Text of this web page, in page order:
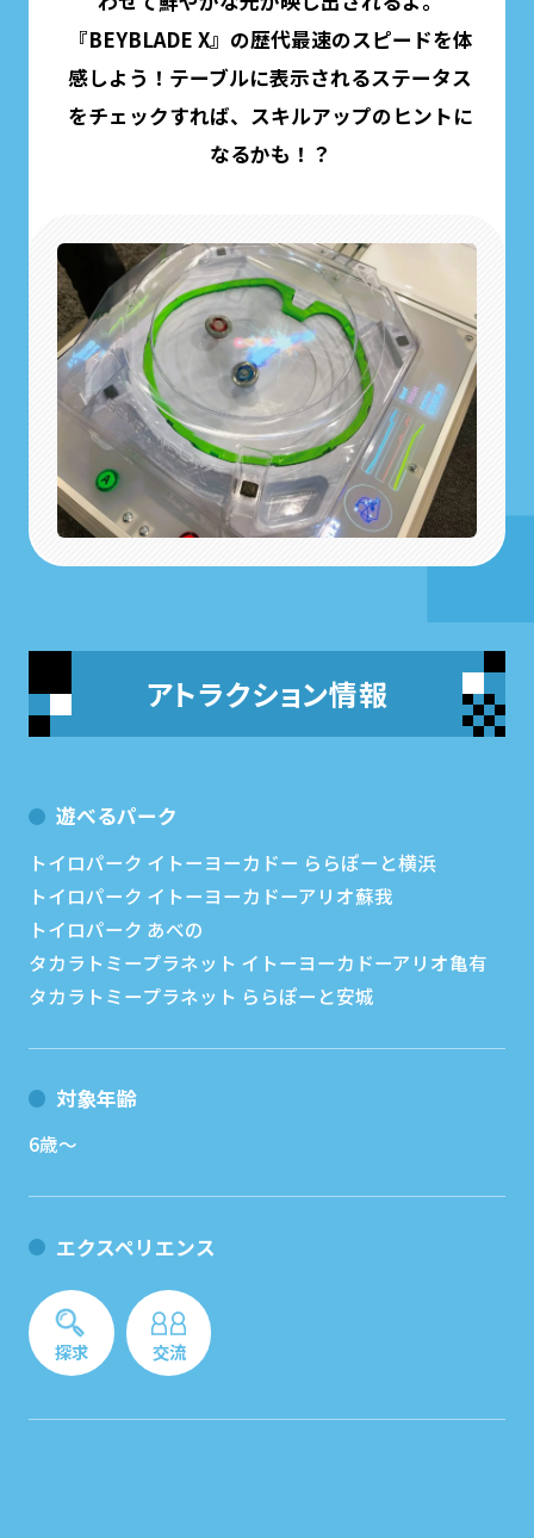
『BEYBLADE X』の歴代最速のスピードを体
感しよう！テーブルに表示されるステータス
をチェックすれば、スキルアップのヒントに
なるかも！？
アトラクション情報
遊べるパーク
トイロパーク イトーヨーカドー ららぽーと横浜
トイロパーク イトーヨーカドーアリオ蘇我
トイロパーク あべの
タカラトミープラネット イトーヨーカドーアリオ亀有
タカラトミープラネット ららぽーと安城
対象年齢
6歳～
エクスペリエンス
探求 交流